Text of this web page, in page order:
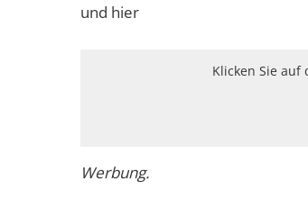
und hier
Klicken Sie
Werbung.